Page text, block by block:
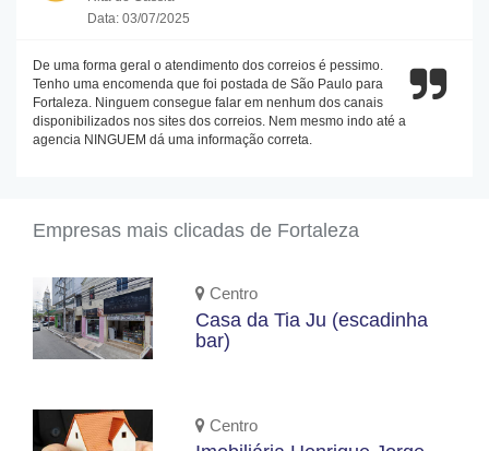
Data: 03/07/2025
De uma forma geral o atendimento dos correios é pessimo.
Tenho uma encomenda que foi postada de São Paulo para
Fortaleza. Ninguem consegue falar em nenhum dos canais
disponibilizados nos sites dos correios. Nem mesmo indo até a
agencia NINGUEM dá uma informação correta.
Empresas mais clicadas de Fortaleza
Centro
Casa da Tia Ju (escadinha
bar)
Centro